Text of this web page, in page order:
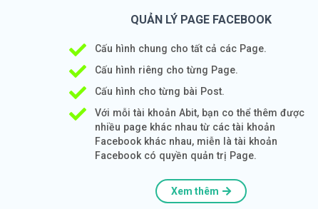
QUẢN LÝ PAGE FACEBOOK
Cấu hình chung cho tất cả các Page.
Cấu hình riêng cho từng Page.
Cấu hình cho từng bài Post.
Với mỗi tài khoản Abit, bạn co thể thêm được
nhiều page khác nhau từ các tài khoản
Facebook khác nhau, miễn là tài khoản
Facebook có quyền quản trị Page.
Xem thêm